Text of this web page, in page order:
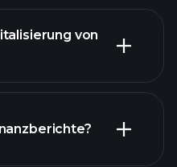
Diagramm
von